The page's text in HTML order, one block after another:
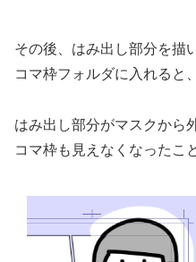
その後、はみ出し部分を描
コマ枠フォルダに入れると、
はみ出し部分がマスクから
コマ枠も見えなくなったこ